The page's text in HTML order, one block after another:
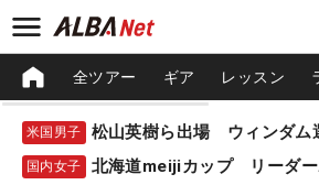
全ツアー ギア レッスン
米国男子
国内女子 北海道meijiカップ リーダー